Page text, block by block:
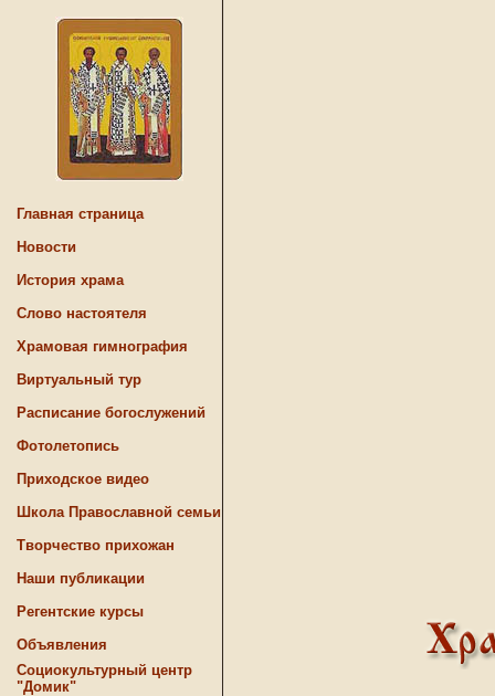
Главная страница
Новости
История храма
Слово настоятеля
Храмовая гимнография
Виртуальный тур
Расписание богослужений
Фотолетопись
Приходское видео
Школа Православной семьи
Творчество прихожан
Наши публикации
Регентские курсы
Объявления
Социокультурный центр
"Домик"